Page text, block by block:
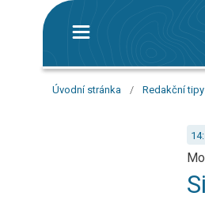
Úvodní stránka / Redakční tipy